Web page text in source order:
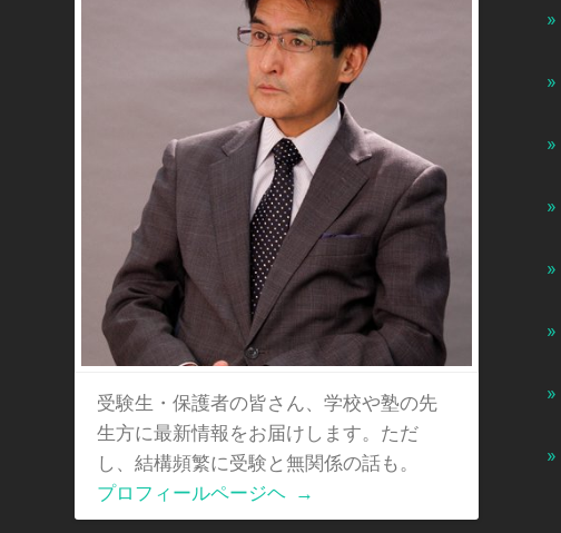
受験生・保護者の皆さん、学校や塾の先
生方に最新情報をお届けします。ただ
し、結構頻繁に受験と無関係の話も。
プロフィールページヘ →